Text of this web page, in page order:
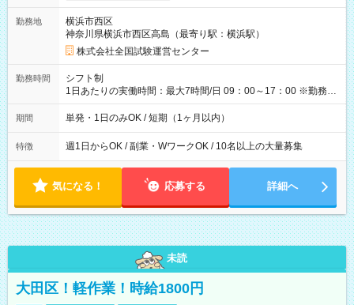
例】 ・河合塾模擬試験 8:30～17:30（休憩1時間） 時給1,300円
×8時間＝日収10,400円＋交通費 ※当日の役割により時給＋100
円の場合あり ・国家試験 7:00～13:30（休憩なし） 時給1,300
円（役割手当＋100円）×6時間＝日収8,400円＋交通費 【試用期
間】試用期間なし
勤務地
横浜市西区
神奈川県横浜市西区高島（最寄り駅：横浜駅）
株式会社全国試験運営センター
勤務時間
シフト制
1日あたりの実働時間：最大7時間/日 09：00～17：00 ※勤務時
間は 試験により異なります。
期間 単発・1日のみOK / 短期（1ヶ月以内）
特徴 週1日からOK / 副業・WワークOK / 10名以上の大量募集
気になる！ 応募する 詳細へ
未読
大田区！軽作業！時給1800円